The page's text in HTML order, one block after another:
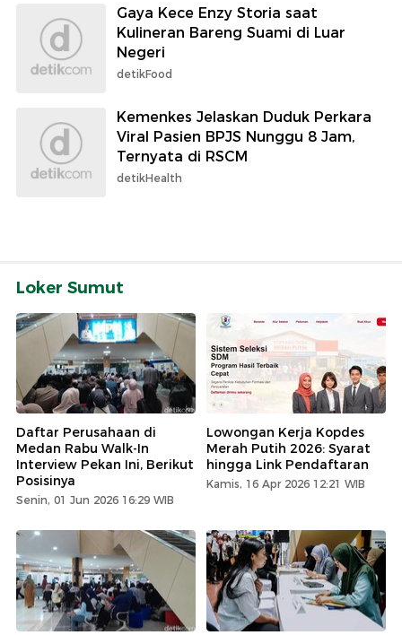
Gaya Kece Enzy Storia saat
Kulineran Bareng Suami di Luar
Negeri
detikFood
Kemenkes Jelaskan Duduk Perkara
Viral Pasien BPJS Nunggu 8 Jam,
Ternyata di RSCM
detikHealth
Loker Sumut
Daftar Perusahaan di
Medan Rabu Walk-In
Interview Pekan Ini, Berikut
Posisinya
Senin, 01 Jun 2026 16:29 WIB
Lowongan Kerja Kopdes
Merah Putih 2026: Syarat
hingga Link Pendaftaran
Kamis, 16 Apr 2026 12:21 WIB